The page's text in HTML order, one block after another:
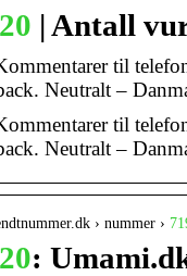
| Antall
til
Neutralt –
til
Neutralt –
› nummer ›
: